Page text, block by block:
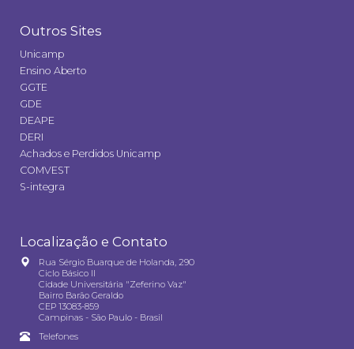
Outros Sites
Unicamp
Ensino Aberto
GGTE
GDE
DEAPE
DERI
Achados e Perdidos Unicamp
COMVEST
S-integra
Localização e Contato
Rua Sérgio Buarque de Holanda, 290
Ciclo Básico II
Cidade Universitária "Zeferino Vaz"
Bairro Barão Geraldo
CEP 13083-859
Campinas - São Paulo - Brasil
Telefones